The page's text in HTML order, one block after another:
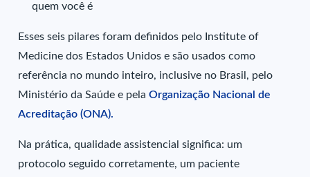
quem você é
Esses seis pilares foram definidos pelo Institute of
Medicine dos Estados Unidos e são usados como
referência no mundo inteiro, inclusive no Brasil, pelo
Ministério da Saúde e pelaOrganização Nacional de
Acreditação (ONA).
Na prática, qualidade assistencial significa: um
protocolo seguido corretamente, um paciente